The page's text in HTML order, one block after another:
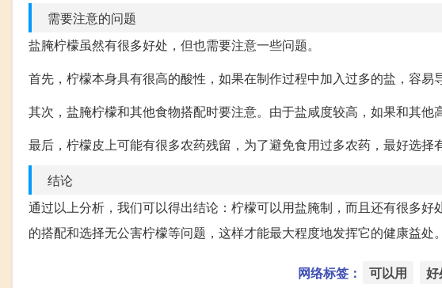
需要注意的问题
盐腌柠檬虽然有很多好处，但也需要注意一些问题。
首先，柠檬本身具有很高的酸性，如果在制作过程中加入过多的盐，容易
其次，盐腌柠檬和其他食物搭配时要注意。由于盐咸度较高，如果和其他
最后，柠檬皮上可能有很多农药残留，为了避免食用过多农药，最好选择
结论
通过以上分析，我们可以得出结论：柠檬可以用盐腌制，而且还有很多
的搭配和选择无公害柠檬等问题，这样才能最大程度地发挥它的健康益处。
网络标签： 可以用 好